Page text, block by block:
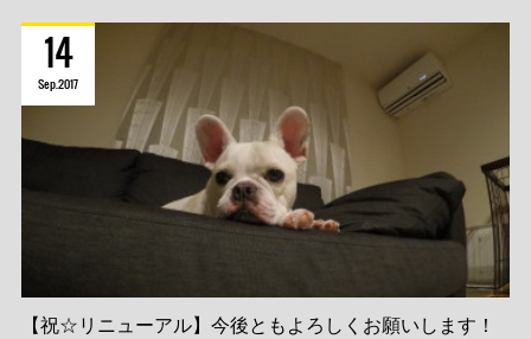
【祝☆リニューアル】今後ともよろしくお願いします！
14
Sep2017